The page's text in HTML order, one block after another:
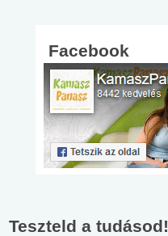
Facebook
Teszteld a tudásod!